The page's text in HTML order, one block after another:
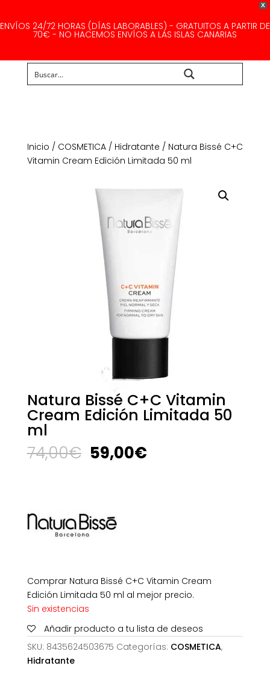
X
ENVÍOS 24/72 HORAS (DÍAS LABORABLES) - GRATUITOS A PARTIR DE
70€ - NO HACEMOS ENVÍOS A LAS ISLAS CANARIAS
Inicio / COSMETICA/ Hidratante / Natura Bissé C+C
Vitamin Cream Edición Limitada 50 ml
Natura Bissé C+C Vitamin
Cream Edición Limitada 50
ml
74,00€ El
precio
59,00€El
Comprar Natura Bissé C+C Vitamin Cream
Edición Limitada 50 ml al mejor precio.
Sin existencias
Añadir producto a tu lista de deseos
SKU: 8435624503675 Categorías: COSMETICA,
Hidratante